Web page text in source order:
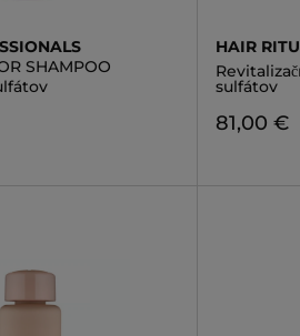
SHAMPOO
HAIR
sulfátov
81,00 €